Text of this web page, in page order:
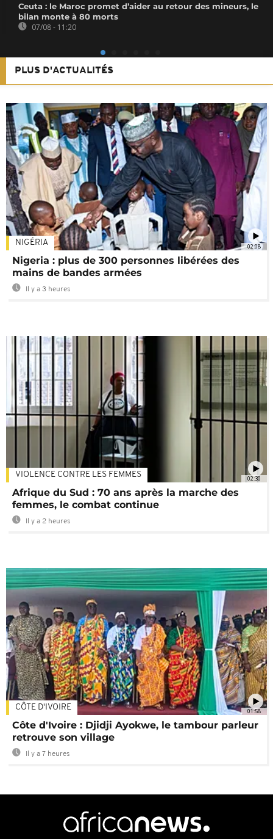
Ceuta : le Maroc promet d’aider au retour des mineurs, le
bilan monte à 80 morts
07/08 - 11:20
PLUS D'ACTUALITÉS
02:08
NIGÉRIA
Nigeria : plus de 300 personnes libérées des
mains de bandes armées
Il y a 3 heures
02:30
VIOLENCE CONTRE LES FEMMES
Afrique du Sud : 70 ans après la marche des
femmes, le combat continue
Il y a 2 heures
01:58
CÔTE D'IVOIRE
Côte d'Ivoire : Djidji Ayokwe, le tambour parleur
retrouve son village
Il y a 7 heures